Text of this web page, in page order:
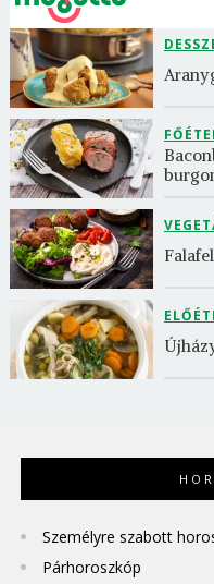
Falafel
Személyre szabott
Párhoroszkóp